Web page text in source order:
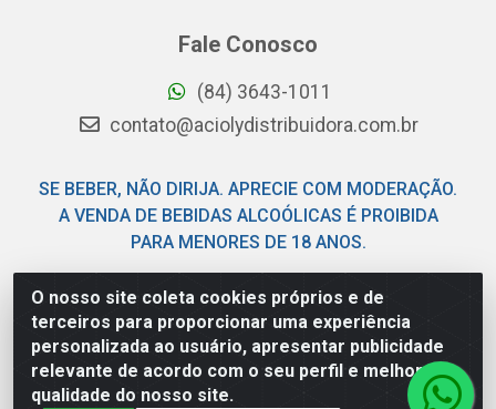
O nosso site coleta cookies próprios e de
terceiros para proporcionar uma experiência
personalizada ao usuário, apresentar publicidade
relevante de acordo com o seu perfil e melhorar a
qualidade do nosso site.
Fale Conosco
(84) 3643-1011
contato@aciolydistribuidora.com.br
SE BEBER, NÃO DIRIJA. APRECIE COM MODERAÇÃO.
A VENDA DE BEBIDAS ALCOÓLICAS É PROIBIDA
PARA MENORES DE 18 ANOS.
Acioly Distribuidora - Av Piloto Pereira Tim - Parque de
Exposições - Parnamirim/RN - CEP 59146-480 - CNPJ
06.029.901/0001-92